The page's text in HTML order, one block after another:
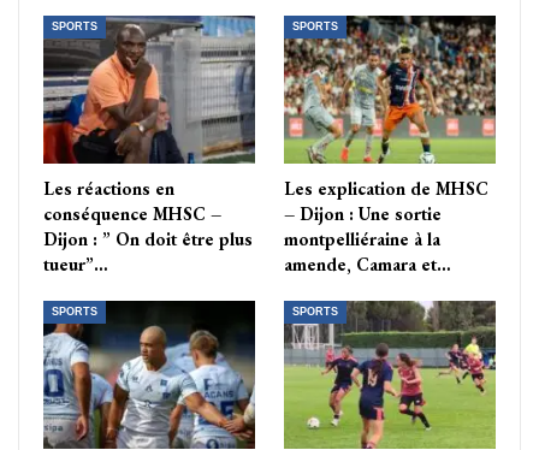
SPORTS
Les réactions en
conséquence MHSC –
Dijon : ” On doit être plus
tueur”…
SPORTS
Les explication de MHSC
– Dijon : Une sortie
montpelliéraine à la
amende, Camara et…
SPORTS SPORTS